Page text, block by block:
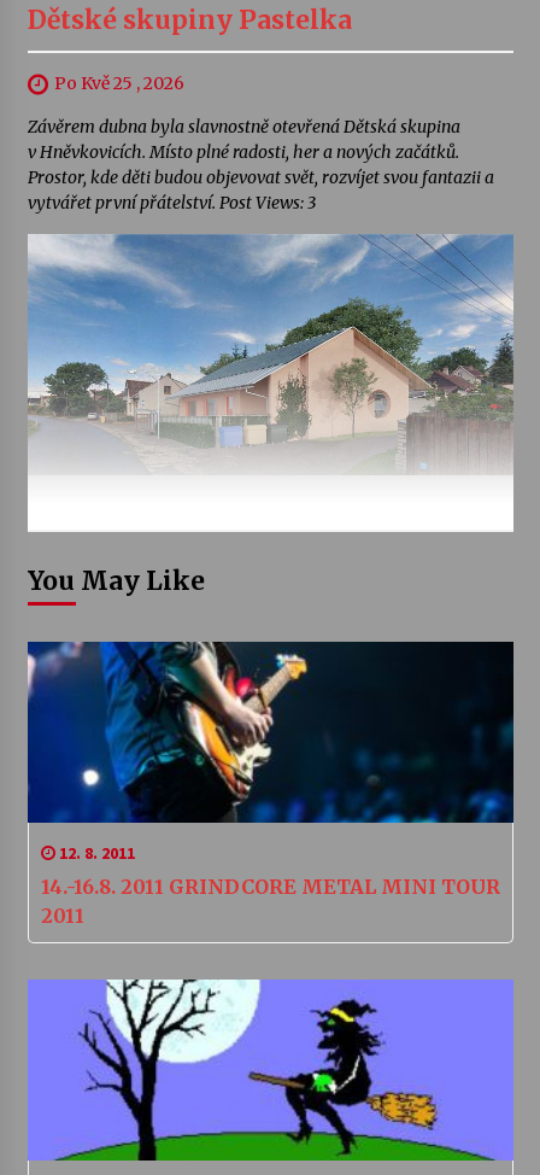
Dětské skupiny Pastelka
Po Kvě 25 , 2026
Závěrem dubna byla slavnostně otevřená Dětská skupina
v Hněvkovicích. Místo plné radosti, her a nových začátků.
Prostor, kde děti budou objevovat svět, rozvíjet svou fantazii a
vytvářet první přátelství. Post Views: 3
You May Like
12. 8. 2011
14.-16.8. 2011 GRINDCORE METAL MINI TOUR
2011